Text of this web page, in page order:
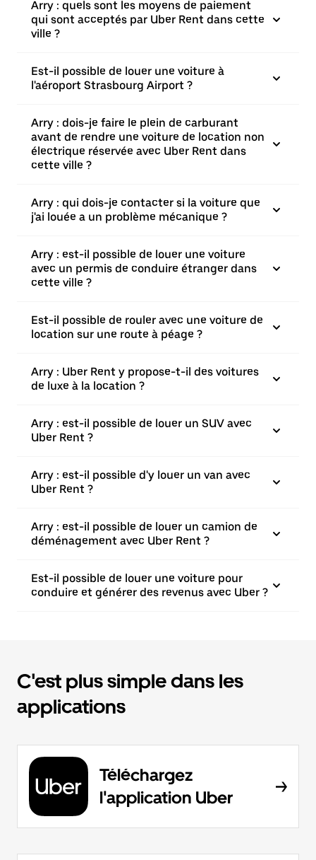
Arry : quels sont les moyens de paiement
qui sont acceptés par Uber Rent dans cette
ville ?
Est-il possible de louer une voiture à
l'aéroport Strasbourg Airport ?
Arry : dois-je faire le plein de carburant
avant de rendre une voiture de location non
électrique réservée avec Uber Rent dans
cette ville ?
Arry : qui dois-je contacter si la voiture que
j'ai louée a un problème mécanique ?
Arry : est-il possible de louer une voiture
avec un permis de conduire étranger dans
cette ville ?
Est-il possible de rouler avec une voiture de
location sur une route à péage ?
Arry : Uber Rent y propose-t-il des voitures
de luxe à la location ?
Arry : est-il possible de louer un SUV avec
Uber Rent ?
Arry : est-il possible d'y louer un van avec
Uber Rent ?
Arry : est-il possible de louer un camion de
déménagement avec Uber Rent ?
Est-il possible de louer une voiture pour
conduire et générer des revenus avec Uber ?
C'est plus simple dans les
applications
Téléchargez
l'application Uber